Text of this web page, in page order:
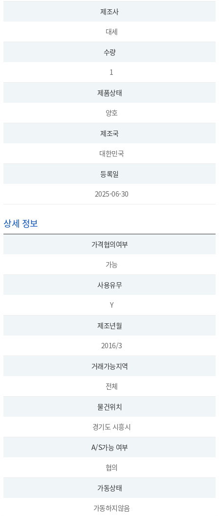
제조사
대세
수량
1
제품상태
양호
제조국
대한민국
등록일
2025-06-30
상세 정보
가격협의여부
가능
사용유무
Y
제조년월
2016/3
거래가능지역
전체
물건위치
경기도 시흥시
A/S가능 여부
협의
가동상태
가동하지않음